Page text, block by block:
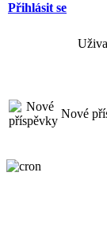
Přihlásit se
Nové